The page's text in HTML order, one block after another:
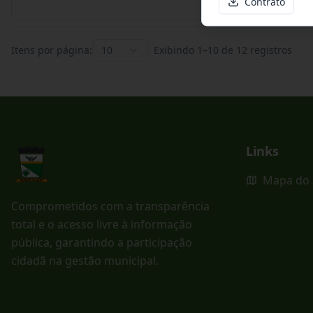
Itens por página: 10 Exibindo 1 –10 de 12 registros
Comprometidos com a transparência
total e o acesso livre à informação
pública, garantindo a participação
cidadã na gestão municipal.
Links
Mapa do